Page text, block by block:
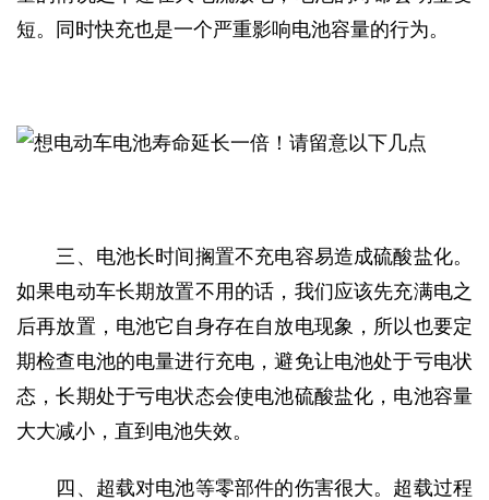
短。同时快充也是一个严重影响电池容量的行为。
三、电池长时间搁置不充电容易造成硫酸盐化。
如果电动车长期放置不用的话，我们应该先充满电之
后再放置，电池它自身存在自放电现象，所以也要定
期检查电池的电量进行充电，避免让电池处于亏电状
态，长期处于亏电状态会使电池硫酸盐化，电池容量
大大减小，直到电池失效。
四、超载对电池等零部件的伤害很大。超载过程